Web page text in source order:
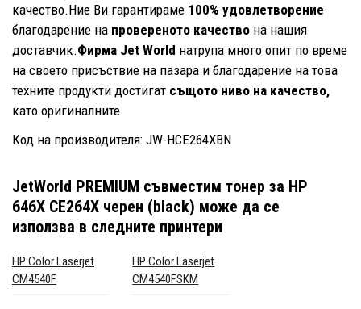
качество.Ние Ви гарантираме 100% удовлетворение
благодарение на провереното качество на нашия
доставчик.Фирма Jet World натрупа много опит по време
на своето присъствие на пазара и благодарение на това
техните продукти достигат същото ниво на качество,
като оригиналните.
Код на производителя: JW-HCE264XBN
JetWorld PREMIUM съвместим тонер за HP
646X CE264X черен (black) може да се
използва в следните принтери
HP Color Laserjet
CM4540F
HP Color Laserjet
CM4540FSKM